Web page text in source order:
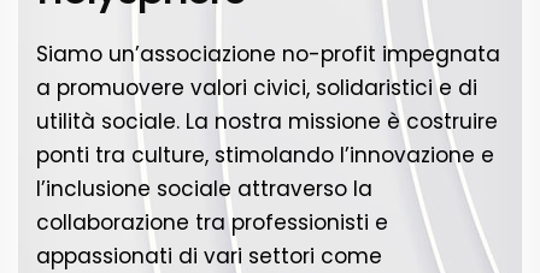
Siamo un’associazione no-profit impegnata
a promuovere valori civici, solidaristici e di
utilità sociale. La nostra missione è costruire
ponti tra culture, stimolando l’innovazione e
l’inclusione sociale attraverso la
collaborazione tra professionisti e
appassionati di vari settori come